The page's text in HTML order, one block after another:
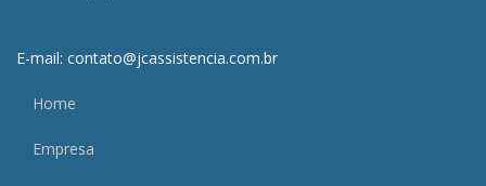
E-mail: contato@jcassistencia.com.br
Home
Empresa